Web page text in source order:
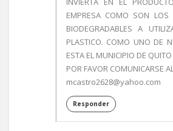
EMPRESA COMO SON LOS
BIODEGRADABLES A
PLASTICO. COMO UNO DE
ESTA EL MUNICIPIO DE QUITO
POR FAVOR COMUNICARSE
mcastro2628@yahoo.com
Responder